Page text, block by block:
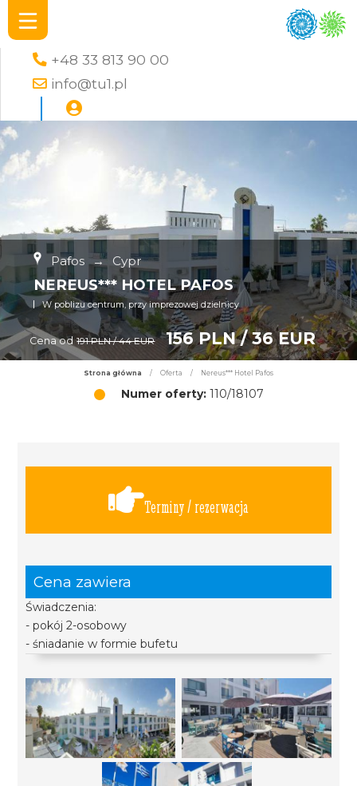
+48 33 813 90 00
info@tu1.pl
Pafos → Cypr
NEREUS*** HOTEL PAFOS
W poblizu centrum, przy imprezowej dzielnicy
Cena od 191 PLN / 44 EUR 156 PLN / 36 EUR
Strona główna / Oferta / Nereus*** Hotel Pafos
Numer oferty:110/18107
Terminy / rezerwacja
Cena zawiera
Świadczenia:
- pokój 2-osobowy
- śniadanie w formie bufetu